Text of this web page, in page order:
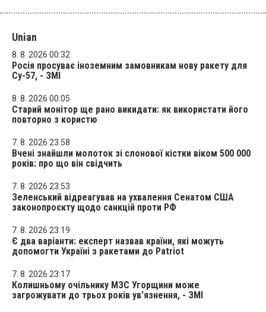
Unian
8. 8. 2026 00:32
Росія просуває іноземним замовникам нову ракету для
Су-57, - ЗМІ
8. 8. 2026 00:05
Старий монітор ще рано викидати: як використати його
повторно з користю
7. 8. 2026 23:58
Вчені знайшли молоток зі слонової кістки віком 500 000
років: про що він свідчить
7. 8. 2026 23:53
Зеленський відреагував на ухвалення Сенатом США
законопроєкту щодо санкцій проти РФ
7. 8. 2026 23:19
Є два варіанти: експерт назвав країни, які можуть
допомогти Україні з ракетами до Patriot
7. 8. 2026 23:17
Колишньому очільнику МЗС Угорщини може
загрожувати до трьох років ув'язнення, - ЗМІ